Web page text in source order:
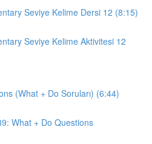
Seviye Kelime Dersi 12 (8:15)
Seviye Kelime Aktivitesi 12
(What + Do Soruları) (6:44)
What + Do Questions